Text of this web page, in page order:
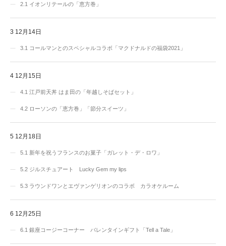
2.1 イオンリテールの「恵方巻」
3 12月14日
3.1 コールマンとのスペシャルコラボ「マクドナルドの福袋2021」
4 12月15日
4.1 江戸前天丼 はま田の「年越しそばセット」
4.2 ローソンの「恵方巻」「節分スイーツ」
5 12月18日
5.1 新年を祝うフランスのお菓子「ガレット・デ・ロワ」
5.2 ジルスチュアート Lucky Gem my lips
5.3 ラウンドワンとエヴァンゲリオンのコラボ カラオケルーム
6 12月25日
6.1 銀座コージーコーナー バレンタインギフト「Tell a Tale」